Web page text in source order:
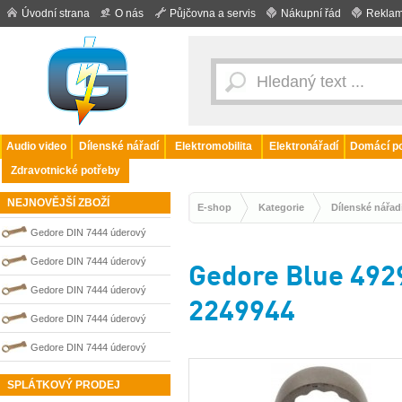
Úvodní strana O nás Půjčovna a servis Nákupní řád
Audio video Dílenské nářadí Elektromobilita Elektronářadí
Domácí
Zdravotnické potřeby
NEJNOVĚJŠÍ ZBOŽÍ
Gedore DIN 7444 úderový
nejiskřivý plochý (palcový) klíč
0100207S
Gedore DIN 7444 úderový
nejiskřivý plochý (palcový) klíč
0100202S
Gedore DIN 7444 úderový
nejiskřivý plochý (palcový) klíč
0100209S
Gedore DIN 7444 úderový
nejiskřivý plochý (palcový) klíč
0100210S
Gedore DIN 7444 úderový
nejiskřivý plochý (palcový) klíč
SPLÁTKOVÝ PRODEJ
E-shop Kategorie Dílenské
Gedore Blue
2249944